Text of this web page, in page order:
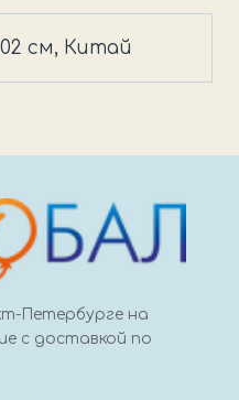
см, Китай
Петербурге на
с доставкой по